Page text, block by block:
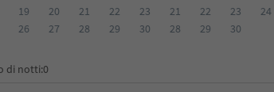
19 20 21 22
23
26 27 28 29
30
21
22 23 24
28
29 30
di notti:0